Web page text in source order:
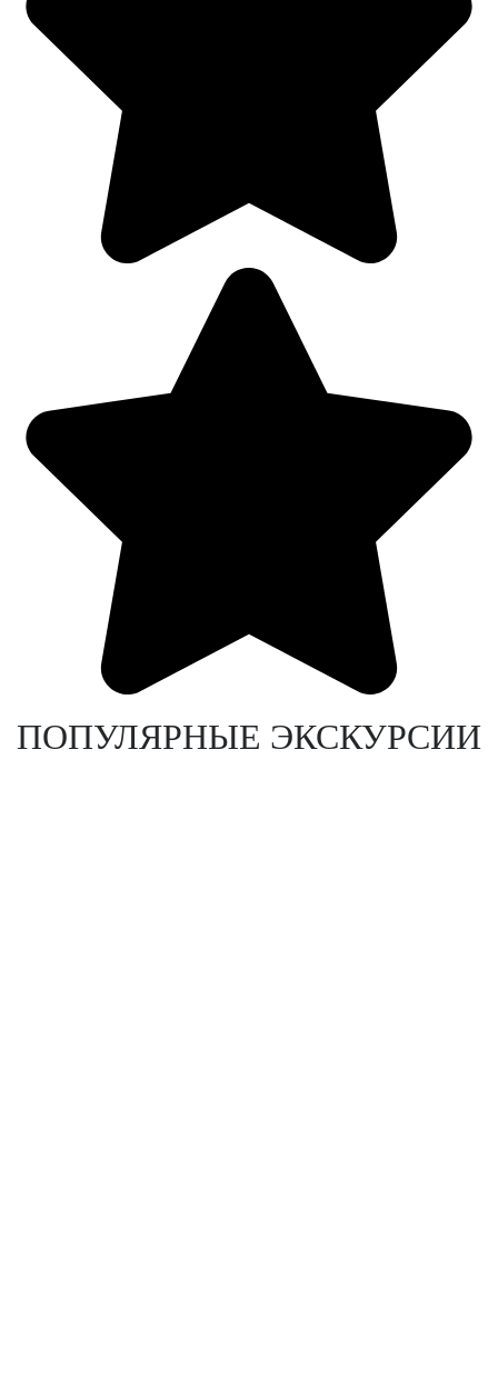
ПОПУЛЯРНЫЕ ЭКСКУРСИИ